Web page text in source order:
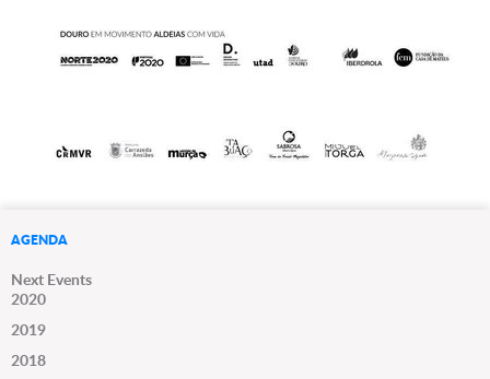
AGENDA
Next Events
2020
2019
2018